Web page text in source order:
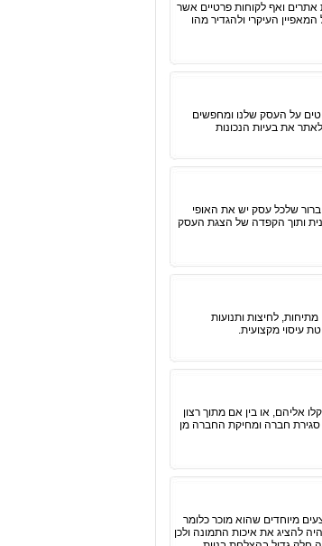
אתרים ואף לקוחות פרטיים אשר
העיקרי ולהגדיר מהו
על העסק שלנו ומחפשים
לאתר את בעיות הנכונות
שלכל עסק יש את האופי
ותוך הקפדה של הצגת העסק
לחיצות ותנועות
עיסוי מקצועית.
אליהם, או בין אם מתוך רצון
סגירת חברה ומחיקת החברה מן
מיוחדים שהוא מוכר כלומר
להציג את איכות התמונה ולכן